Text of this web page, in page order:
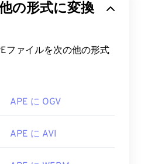
の形式に変換
APE に OGV
APE に AVI